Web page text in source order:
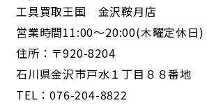
工具買取王国 金沢鞍月店
営業時間11:00～20:00(木曜定休日)
住所：〒920-8204
石川県金沢市戸水１丁目８８番地
TEL：076-204-8822